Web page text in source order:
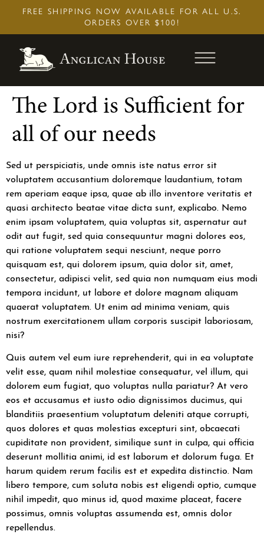
FREE SHIPPING NOW AVAILABLE FOR ALL U.S.
ORDERS OVER $100!
The Lord is Sufficient for
all of our needs
Sed ut perspiciatis, unde omnis iste natus error sit
voluptatem accusantium doloremque laudantium, totam
rem aperiam eaque ipsa, quae ab illo inventore veritatis et
quasi architecto beatae vitae dicta sunt, explicabo. Nemo
enim ipsam voluptatem, quia voluptas sit, aspernatur aut
odit aut fugit, sed quia consequuntur magni dolores eos,
qui ratione voluptatem sequi nesciunt, neque porro
quisquam est, qui dolorem ipsum, quia dolor sit, amet,
consectetur, adipisci velit, sed quia non numquam eius modi
tempora incidunt, ut labore et dolore magnam aliquam
quaerat voluptatem. Ut enim ad minima veniam, quis
nostrum exercitationem ullam corporis suscipit laboriosam,
nisi?
Quis autem vel eum iure reprehenderit, qui in ea voluptate
velit esse, quam nihil molestiae consequatur, vel illum, qui
dolorem eum fugiat, quo voluptas nulla pariatur? At vero
eos et accusamus et iusto odio dignissimos ducimus, qui
blanditiis praesentium voluptatum deleniti atque corrupti,
quos dolores et quas molestias excepturi sint, obcaecati
cupiditate non provident, similique sunt in culpa, qui officia
deserunt mollitia animi, id est laborum et dolorum fuga. Et
harum quidem rerum facilis est et expedita distinctio. Nam
libero tempore, cum soluta nobis est eligendi optio, cumque
nihil impedit, quo minus id, quod maxime placeat, facere
possimus, omnis voluptas assumenda est, omnis dolor
repellendus.